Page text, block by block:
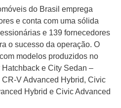
do Brasil emprega
e conta com uma sólida
e 139 fornecedores
o sucesso da operação. O
modelos produzidos no
e City Sedan –
V Advanced Hybrid, Civic
Hybrid e Civic Advanced